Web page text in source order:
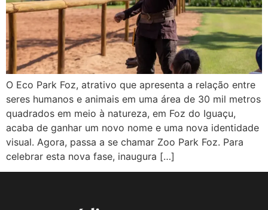
O Eco Park Foz, atrativo que apresenta a relação entre
seres humanos e animais em uma área de 30 mil metros
quadrados em meio à natureza, em Foz do Iguaçu,
acaba de ganhar um novo nome e uma nova identidade
visual. Agora, passa a se chamar Zoo Park Foz. Para
celebrar esta nova fase, inaugura […]